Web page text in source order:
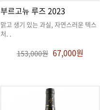
부르고뉴 루즈 2023
처. .
153,000원 67,000원